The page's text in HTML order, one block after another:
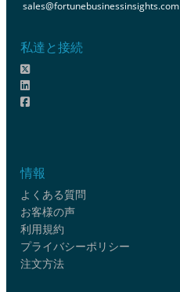
sales@fortunebusinessinsights.com
私達と接続
情報
よくある質問
お客様の声
利用規約
プライバシーポリシー
注文方法